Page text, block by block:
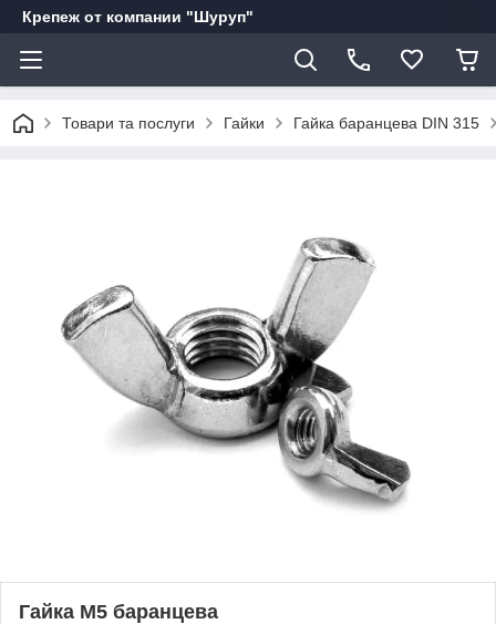
Крепеж от компании "Шуруп"
Товари та послуги Гайки Гайка баранцева DIN 315
Гайка М5 баранцева